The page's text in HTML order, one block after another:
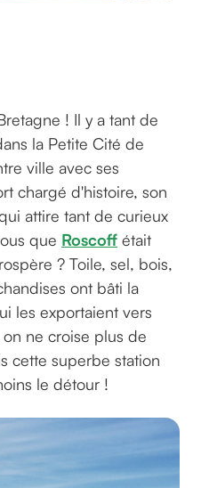
! Il y a tant de
la Petite Cité de
ville avec ses
chargé d'histoire, son
attire tant de curieux
que Roscoff était
? Toile, sel, bois,
ont bâti la
les exportaient vers
ne croise plus de
cette superbe station
le détour !